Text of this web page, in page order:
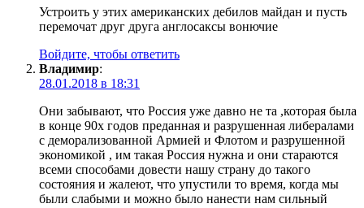
Устроить у этих американских дебилов майдан и пусть
перемочат друг друга англосаксы вонючие
Войдите, чтобы ответить
Владимир:
28.01.2018 в 18:31
Они забывают, что Россия уже давно не та ,которая была
в конце 90х годов преданная и разрушенная либералами
с деморализованной Армией и Флотом и разрушенной
экономикой , им такая Россия нужна и они стараются
всеми способами довести нашу страну до такого
состояния и жалеют, что упустили то время, когда мы
были слабыми и можно было нанести нам сильный